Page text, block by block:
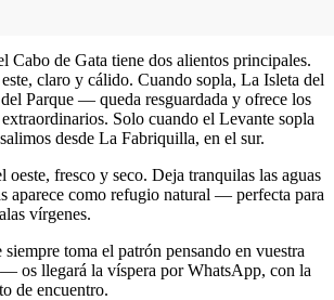
Cabo de Gata tiene dos alientos principales.
claro y cálido. Cuando sopla, La Isleta del
Parque — queda resguardada y ofrece los
Solo cuando el Levante sopla
desde La Fabriquilla, en el sur.
oeste, fresco y seco. Deja tranquilas las aguas
aparece como refugio natural — perfecta para
vírgenes.
toma el patrón pensando en vuestra
os llegará la víspera por WhatsApp, con la
de encuentro.